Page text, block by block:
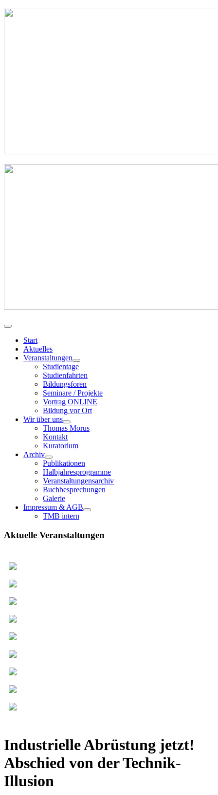
Start
Aktuelles
Veranstaltungen
Studientage
Studienfahrten
Bildungsforen
Seminare / Projekte
Vortrag ONLINE
Bildung vor Ort
Wir über uns
Thomas Morus
Kontakt
Kuratorium
Archiv
Publikationen
Halbjahresprogramme
Veranstaltungensarchiv
Buchbesprechungen
Galerie
Impressum & AGB
TMB intern
Aktuelle Veranstaltungen
Industrielle Abrüstung jetzt!
Abschied von der Technik-
Illusion